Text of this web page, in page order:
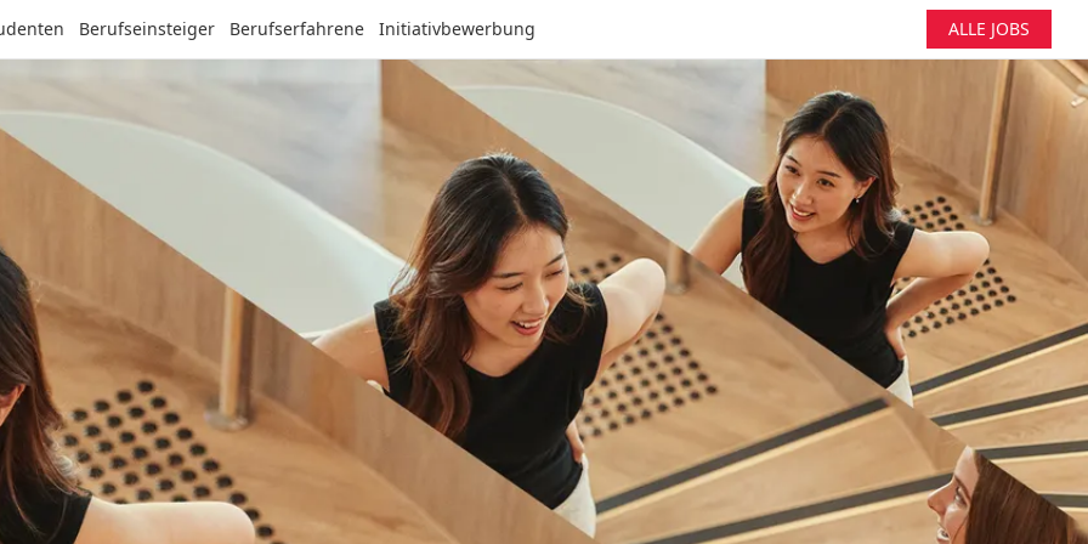
Berufseinsteiger Berufserfahrene Initiativbewerbung ALLE JOBS